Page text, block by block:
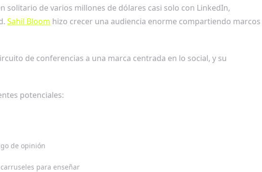
solitario de varios millones de dólares casi solo con LinkedIn,
Sahil Bloom hizo crecer una audiencia enorme compartiendo marcos
de conferencias a una marca centrada en lo social, y su
potenciales:
de opinión
para enseñar